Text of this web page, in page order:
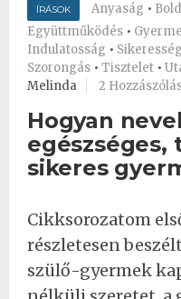
ÍRÁSOK Anyaság •
Együttműködés •
Indulatosság • Sikeresség
Szorongás • Tisztelet •
Melinda
2
Hogyan
sikeres
Cikksorozatom
részletesen
szülő-gyermek